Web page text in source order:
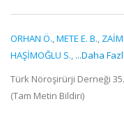
ORHAN Ö.,METE E. B.,
HAŞİMOĞLU S., ...Daha
Türk Nöroşirürji Derneği
(Tam Metin Bildiri)